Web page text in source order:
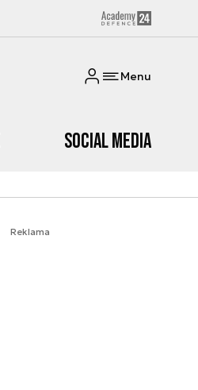
Menu
Social media
Reklama